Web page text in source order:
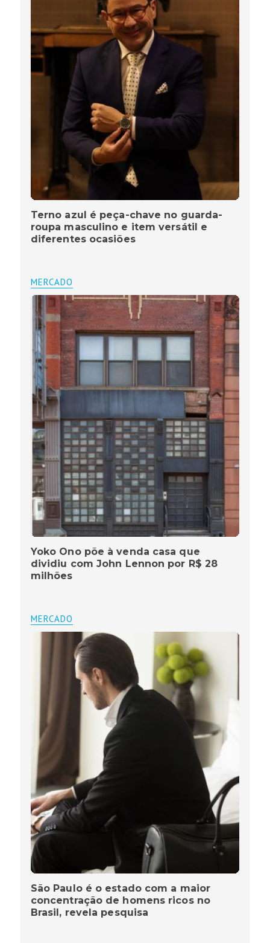
Terno azul é peça-chave no guarda-
roupa masculino e item versátil e
diferentes ocasiões
MERCADO
Yoko Ono põe à venda casa que
dividiu com John Lennon por R$ 28
milhões
MERCADO
São Paulo é o estado com a maior
concentração de homens ricos no
Brasil, revela pesquisa